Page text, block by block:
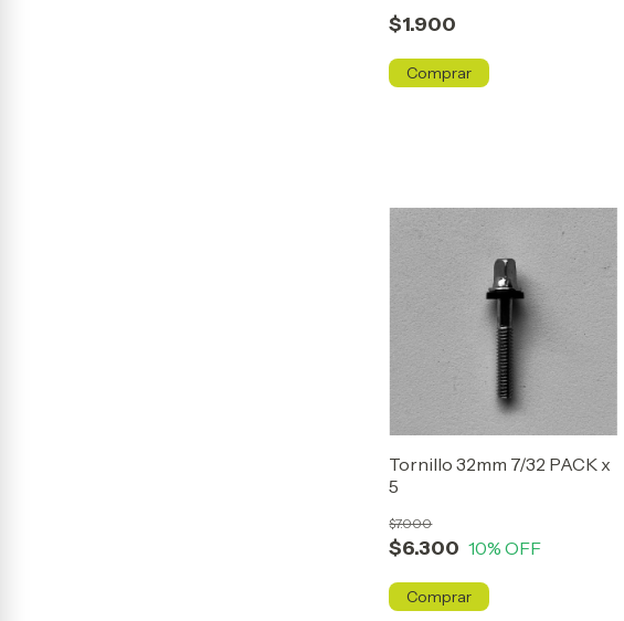
$1.900
Tornillo 32mm 7/32 PACK x
5
$6.300
$7.000
10% OFF